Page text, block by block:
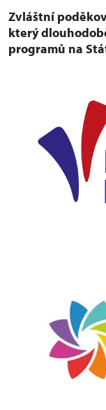
Zvláštní
který
programů na